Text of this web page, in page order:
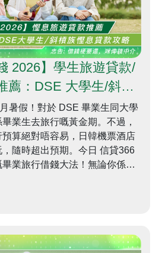
2026】學生旅遊貸款/
薦：DSE 大學生/斜槓
| 信貸366
暑假！對於 DSE 畢業生同大學
業生去旅行嘅黃金期。不過，
算絕對唔容易，日韓機票酒店
隨時超出預期。今日 信貸366
業旅行借錢大法！無論你係想
學生兼職貸款，定係猶豫緊信
貸款邊樣抵，呢篇攻略都會幫你